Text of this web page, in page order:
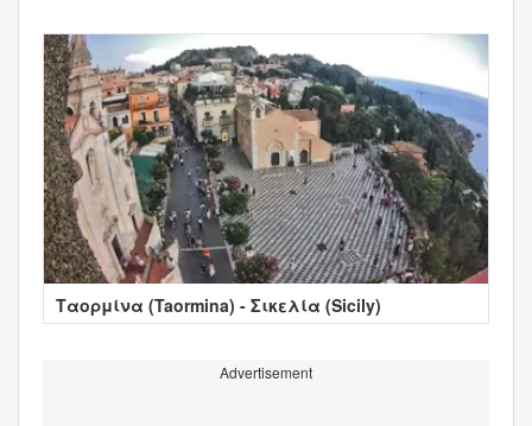
Ταορμίνα (Taormina) - Σικελία (Sicily)
Advertisement